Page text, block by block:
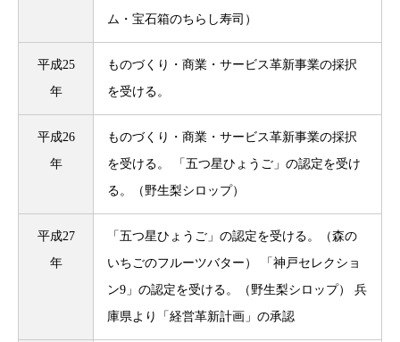
ム・宝石箱のちらし寿司）
平成25
年
ものづくり・商業・サービス革新事業の採択
を受ける。
平成26
年
ものづくり・商業・サービス革新事業の採択
を受ける。 「五つ星ひょうご」の認定を受け
る。（野生梨シロップ）
平成27
年
「五つ星ひょうご」の認定を受ける。（森の
いちごのフルーツバター） 「神戸セレクショ
ン9」の認定を受ける。（野生梨シロップ） 兵
庫県より「経営革新計画」の承認